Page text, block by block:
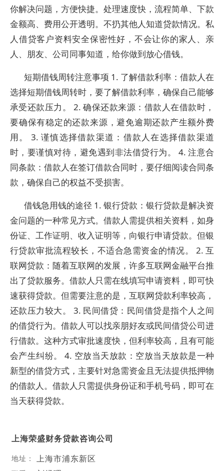
你解决问题，方便快捷。处理速度快，流程简单、下款
金额高、费用公开透明。不扔其他人知道贷款情况。私
人借贷客户资料安全保密性好，不会让你的家人、亲
人、朋友、公司同事知道，给你做到放心借钱。
短期借钱周转注意事项 1. 了解借款利率：借款人在
选择短期借钱周转时，要了解借款利率，确保自己能够
承受还款压力。 2. 确保还款来源：借款人在借款时，
要确保有稳定的还款来源，避免逾期还款产生额外费
用。 3. 谨慎选择借款渠道：借款人在选择借款渠道
时，要谨慎对待，避免遇到非法借贷行为。 4. 注意合
同条款：借款人在签订借款合同时，要仔细阅读合同条
款，确保自己的权益不受损害。
借钱急用钱的途径 1. 银行贷款：银行贷款是解决资
金问题的一种常见方式。借款人需提供相关资料，如身
份证、工作证明、收入证明等，向银行申请贷款。但银
行贷款审批流程较长，不适合急需资金的情况。 2. 互
联网贷款：随着互联网的发展，许多互联网金融平台推
出了贷款服务。借款人只需在线填写申请资料，即可快
速获得贷款。但需要注意的是，互联网贷款利率较高，
还款压力较大。 3. 民间借贷：民间借贷是指个人之间
的借贷行为。借款人可以找亲朋好友或民间借贷公司进
行借款。这种方式审批速度快，但利率较高，且有可能
会产生纠纷。 4. 空放当天放款：空放当天放款是一种
新型的借贷方式，主要针对急需资金且无法提供抵押物
的借款人。借款人只需提供身份证和手机号码，即可在
当天获得贷款。
上海荣盛财务贷款咨询公司
地址： 上海市浦东新区